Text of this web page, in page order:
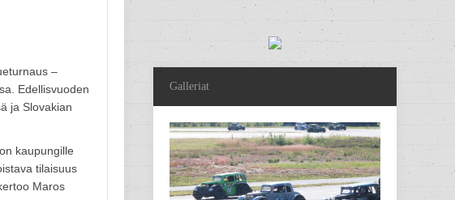
–
Edellisvuoden
ja Slovakian
kaupungille
tilaisuus
Maros
Galleriat